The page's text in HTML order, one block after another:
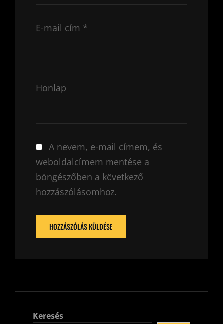
E-mail cím *
Honlap
A nevem, e-mail címem, és
weboldalcímem mentése a
böngészőben a következő
hozzászólásomhoz.
Keresés